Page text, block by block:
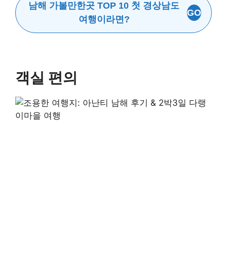
남해 가볼만한곳 TOP 10 첫 경상남도
여행이라면?
GO
객실 편의